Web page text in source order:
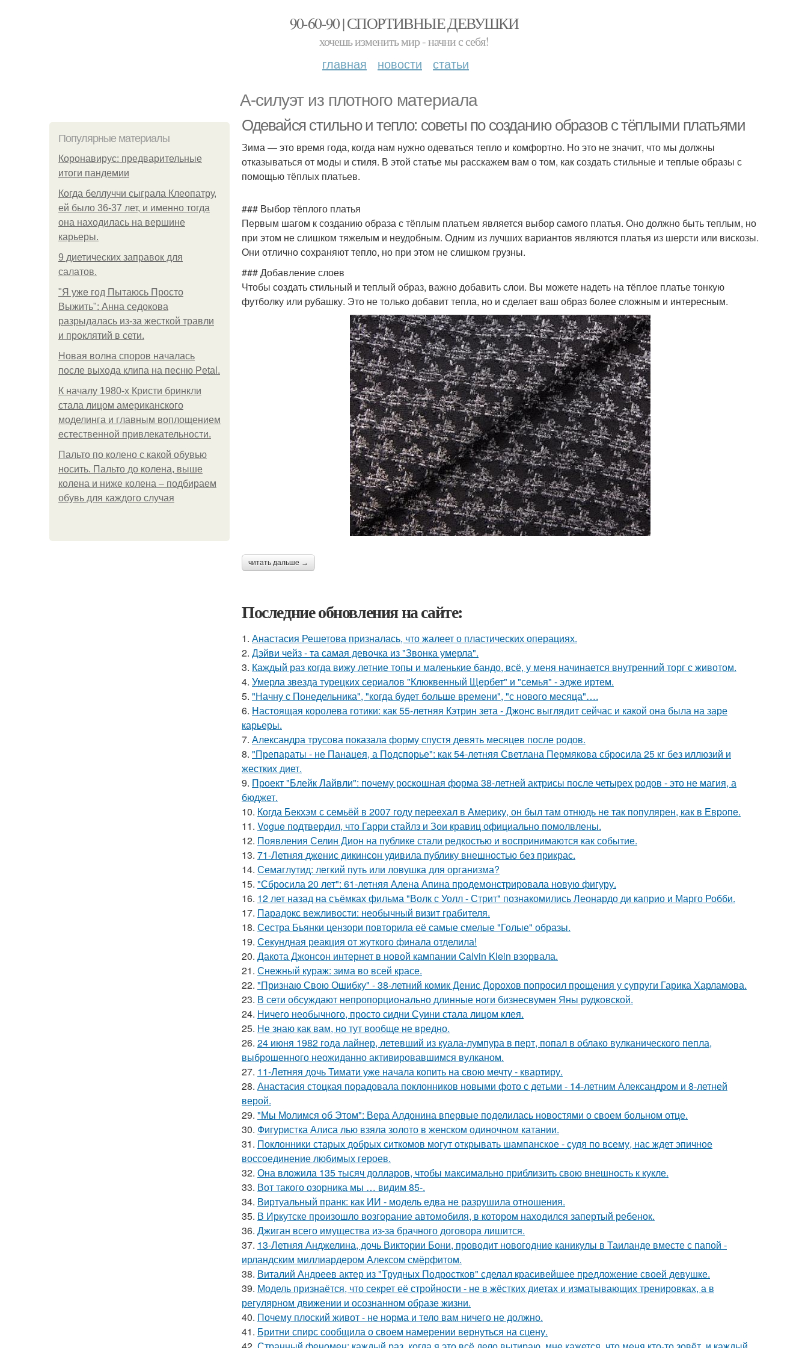
90-60-90 | СПОРТИВНЫЕ ДЕВУШКИ
хочешь изменить мир - начни с себя!
главная новости статьи
A-силуэт из плотного материала
Популярные материалы
Коронавирус: предварительные
итоги пандемии
Когда беллуччи сыграла Клеопатру,
ей было 36-37 лет, и именно тогда
она находилась на вершине
карьеры.
9 диетических заправок для
салатов.
"Я уже год Пытаюсь Просто
Выжить": Анна седокова
разрыдалась из-за жесткой травли
и проклятий в сети.
Новая волна споров началась
после выхода клипа на песню Petal.
К началу 1980-х Кристи бринкли
стала лицом американского
моделинга и главным воплощением
естественной привлекательности.
Пальто по колено с какой обувью
носить. Пальто до колена, выше
колена и ниже колена – подбираем
обувь для каждого случая
Одевайся стильно и тепло: советы по созданию образов с тёплыми платьями
Зима — это время года, когда нам нужно одеваться тепло и комфортно. Но это не значит, что мы должны
отказываться от моды и стиля. В этой статье мы расскажем вам о том, как создать стильные и теплые образы с
помощью тёплых платьев.
### Выбор тёплого платья
Первым шагом к созданию образа с тёплым платьем является выбор самого платья. Оно должно быть теплым, но
при этом не слишком тяжелым и неудобным. Одним из лучших вариантов являются платья из шерсти или вискозы.
Они отлично сохраняют тепло, но при этом не слишком грузны.
### Добавление слоев
Чтобы создать стильный и теплый образ, важно добавить слои. Вы можете надеть на тёплое платье тонкую
футболку или рубашку. Это не только добавит тепла, но и сделает ваш образ более сложным и интересным.
читать дальше →
Последние обновления на сайте:
1. Анастасия Решетова призналась, что жалеет о пластических операциях.
2. Дэйви чейз - та самая девочка из "Звонка умерла".
3. Каждый раз когда вижу летние топы и маленькие бандо, всё, у меня начинается внутренний торг с животом.
4. Умерла звезда турецких сериалов "Клюквенный Щербет" и "семья" - эдже иртем.
5. "Начну с Понедельника", "когда будет больше времени", "с нового месяца"….
6. Настоящая королева готики: как 55-летняя Кэтрин зета - Джонс выглядит сейчас и какой она была на заре
карьеры.
7. Александра трусова показала форму спустя девять месяцев после родов.
8. "Препараты - не Панацея, а Подспорье": как 54-летняя Светлана Пермякова сбросила 25 кг без иллюзий и
жестких диет.
9. Проект "Блейк Лайвли": почему роскошная форма 38-летней актрисы после четырех родов - это не магия, а
бюджет.
10. Когда Бекхэм с семьёй в 2007 году переехал в Америку, он был там отнюдь не так популярен, как в Европе.
11. Vogue подтвердил, что Гарри стайлз и Зои кравиц официально помолвлены.
12. Появления Селин Дион на публике стали редкостью и воспринимаются как событие.
13. 71-Летняя дженис дикинсон удивила публику внешностью без прикрас.
14. Семаглутид: легкий путь или ловушка для организма?
15. "Сбросила 20 лет": 61-летняя Алена Апина продемонстрировала новую фигуру.
16. 12 лет назад на съёмках фильма "Волк с Уолл - Стрит" познакомились Леонардо ди каприо и Марго Робби.
17. Парадокс вежливости: необычный визит грабителя.
18. Сестра Бьянки цензори повторила её самые смелые "Голые" образы.
19. Секундная реакция от жуткого финала отделила!
20. Дакота Джонсон интернет в новой кампании Calvin Klein взорвала.
21. Снежный кураж: зима во всей красе.
22. "Признаю Свою Ошибку" - 38-летний комик Денис Дорохов попросил прощения у супруги Гарика Харламова.
23. В сети обсуждают непропорционально длинные ноги бизнесвумен Яны рудковской.
24. Ничего необычного, просто сидни Суини стала лицом клея.
25. Не знаю как вам, но тут вообще не вредно.
26. 24 июня 1982 года лайнер, летевший из куала-лумпура в перт, попал в облако вулканического пепла,
выброшенного неожиданно активировавшимся вулканом.
27. 11-Летняя дочь Тимати уже начала копить на свою мечту - квартиру.
28. Анастасия стоцкая порадовала поклонников новыми фото с детьми - 14-летним Александром и 8-летней
верой.
29. "Мы Молимся об Этом": Вера Алдонина впервые поделилась новостями о своем больном отце.
30. Фигуристка Алиса лью взяла золото в женском одиночном катании.
31. Поклонники старых добрых ситкомов могут открывать шампанское - судя по всему, нас ждет эпичное
воссоединение любимых героев.
32. Она вложила 135 тысяч долларов, чтобы максимально приблизить свою внешность к кукле.
33. Вот такого озорника мы … видим 85-.
34. Виртуальный пранк: как ИИ - модель едва не разрушила отношения.
35. В Иркутске произошло возгорание автомобиля, в котором находился запертый ребенок.
36. Джиган всего имущества из-за брачного договора лишится.
37. 13-Летняя Анджелина, дочь Виктории Бони, проводит новогодние каникулы в Таиланде вместе с папой -
ирландским миллиардером Алексом смёрфитом.
38. Виталий Андреев актер из "Трудных Подростков" сделал красивейшее предложение своей девушке.
39. Модель признаётся, что секрет её стройности - не в жёстких диетах и изматывающих тренировках, а в
регулярном движении и осознанном образе жизни.
40. Почему плоский живот - не норма и тело вам ничего не должно.
41. Бритни спирс сообщила о своем намерении вернуться на сцену.